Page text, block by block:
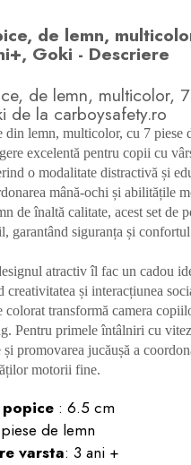
de lemn,
Goki - Descriere
de lemn, multicolor,
de la carboysafety.ro
din lemn, multicolor, cu 7 piese
excelentă pentru copii cu
o modalitate distractivă și
mână-ochi și abilitățile
de înaltă calitate, acest set de
garantând siguranța și
atractiv îl fac un cadou
creativitatea și interacțiunea
colorat transformă camera
Pentru primele întâlniri cu
și promovarea jucăușă a
motorii fine.
popice : 6.5 cm
de lemn
varsta: 3 ani +